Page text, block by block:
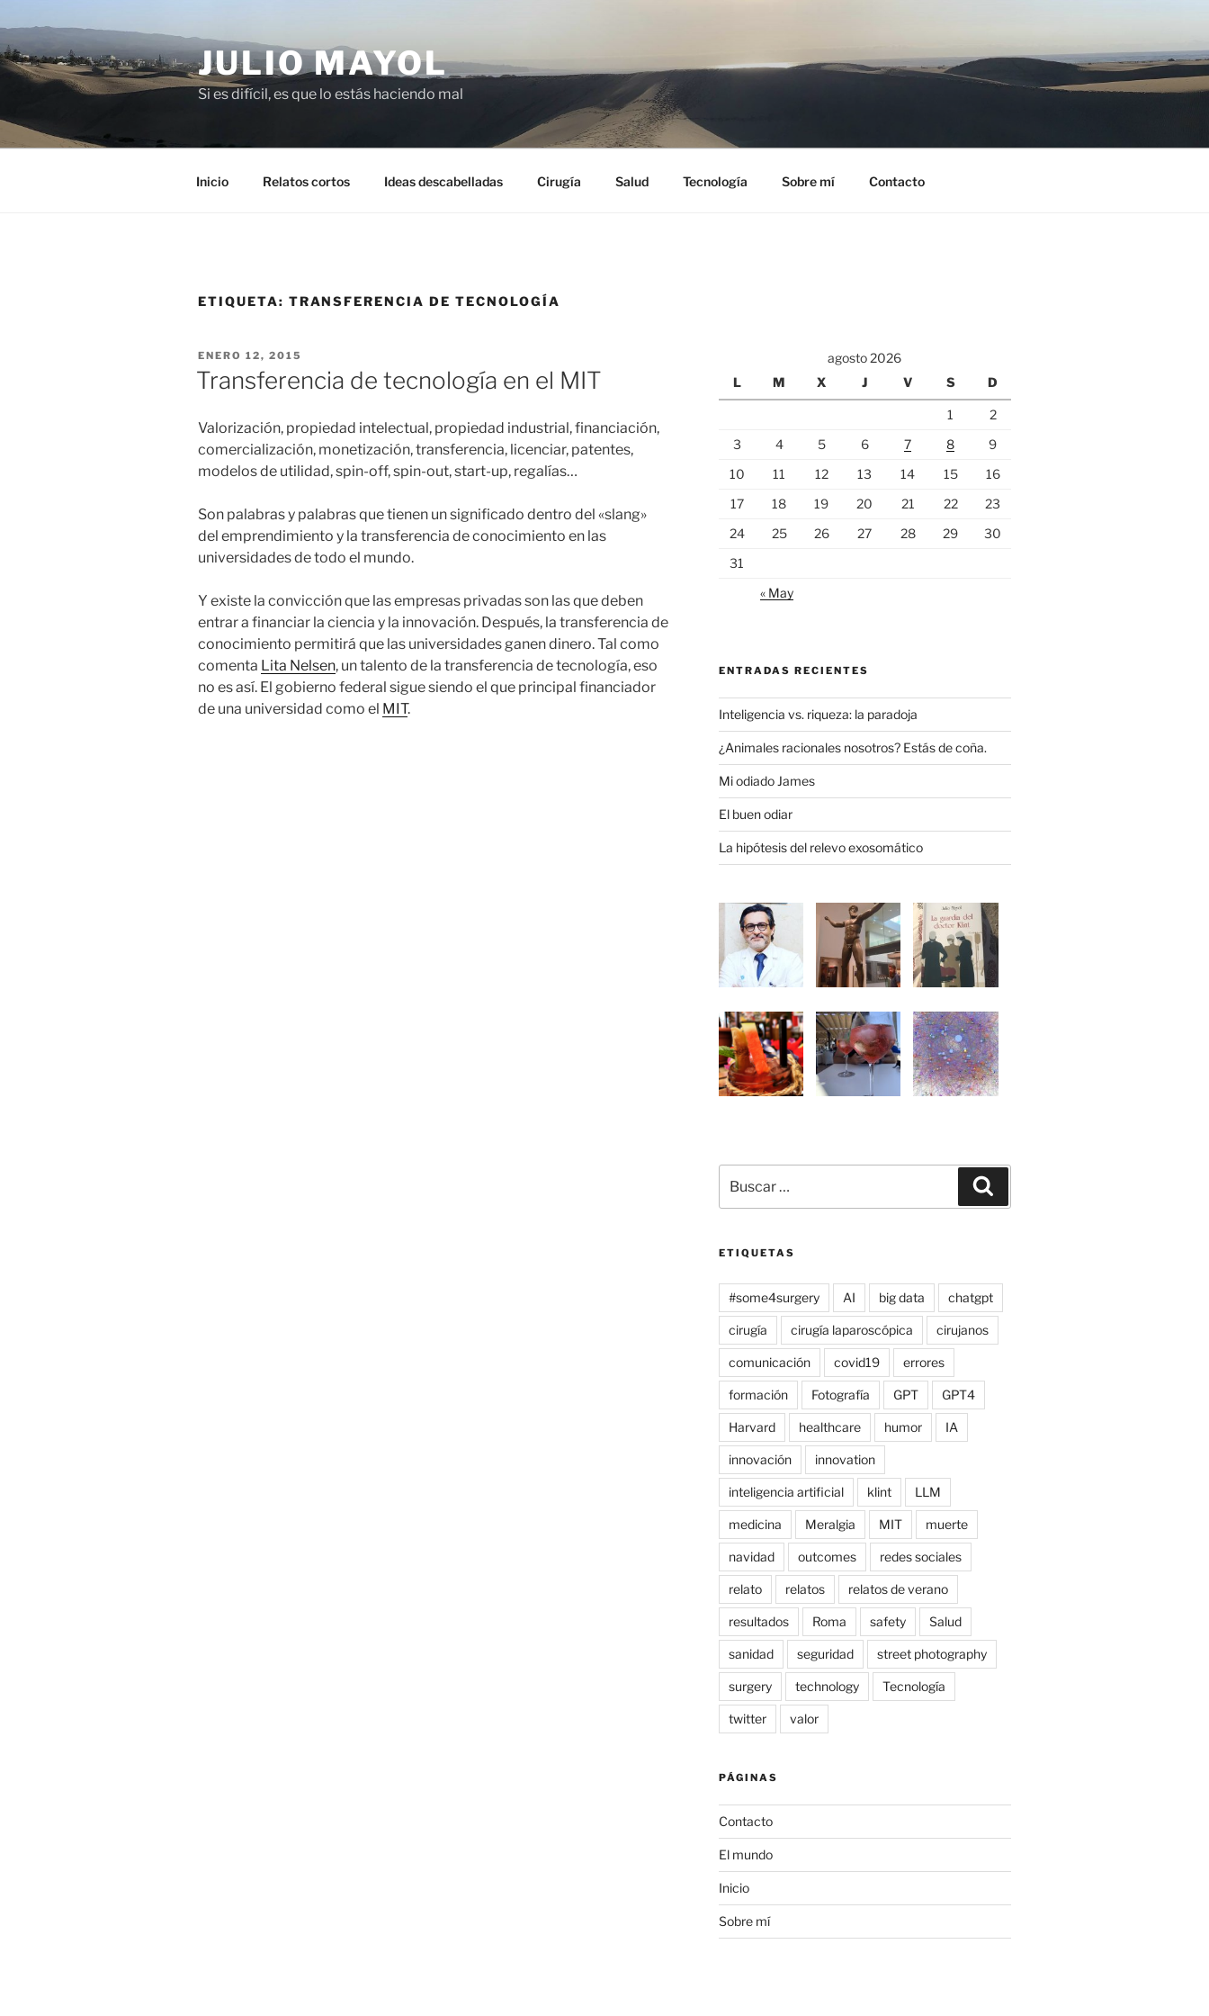
al
contenido
JULIO MAYOL
Si es difícil, es que lo estás haciendo mal
Inicio Relatos cortos Ideas descabelladas Cirugía Salud Tecnología Sobre mí Contacto
ETIQUETA: TRANSFERENCIA DE TECNOLOGÍA
PUBLICADO
EL
ENERO 12, 2015
Transferencia de tecnología en el MIT
Valorización, propiedad intelectual, propiedad industrial, financiación,
comercialización, monetización, transferencia, licenciar, patentes,
modelos de utilidad, spin-off, spin-out, start-up, regalías…
Son palabras y palabras que tienen un significado dentro del «slang»
del emprendimiento y la transferencia de conocimiento en las
universidades de todo el mundo.
Y existe la convicción que las empresas privadas son las que deben
entrar a financiar la ciencia y la innovación. Después, la transferencia de
conocimiento permitirá que las universidades ganen dinero. Tal como
comenta Lita Nelsen, un talento de la transferencia de tecnología, eso
no es así. El gobierno federal sigue siendo el que principal financiador
de una universidad como el MIT.
agosto 2026
L
M X J V S D
1
2
3
4 5 6 7 8
9
10
11 12 13 14 15
16
17
18 19 20 21 22
23
24
25 26 27 28 29
30
31
« May
ENTRADAS RECIENTES
Inteligencia vs. riqueza: la paradoja
¿Animales racionales nosotros? Estás de coña.
Mi odiado James
El buen odiar
La hipótesis del relevo exosomático
por:
ETIQUETAS
#some4surgery AI big data chatgpt
cirugía cirugía laparoscópica cirujanos
comunicación covid19 errores
formación Fotografía GPT GPT4
Harvard healthcare humor IA
innovación innovation
inteligencia artificial klint LLM
medicina Meralgia MIT muerte
navidad outcomes redes sociales
relato relatos relatos de verano
resultados Roma safety Salud
sanidad seguridad street photography
surgery technology Tecnología
twitter valor
PÁGINAS
Contacto
El mundo
Inicio
Sobre mí